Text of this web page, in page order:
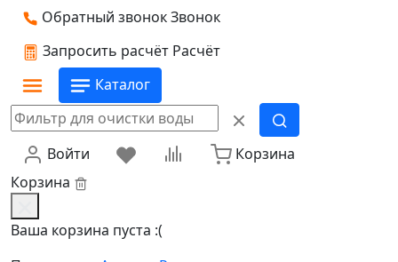
Обратный звонокЗвонок
Запросить расчёт Расчёт
Каталог
Войти
Корзина
Корзина
Ваша корзина пуста :(